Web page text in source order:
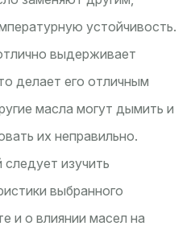
устойчивость.
выдерживает
делает его отличным
масла могут дымить и
их неправильно.
изучить
выбранного
и о влиянии масел на